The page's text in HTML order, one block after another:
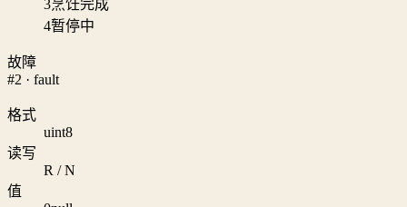
3烹饪完成
4暂停中
故障
#2 · fault
格式
uint8
读写
R / N
值